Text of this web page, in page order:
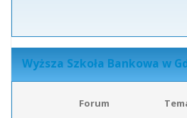
Wyższa Szkoła Bankowa w
Forum